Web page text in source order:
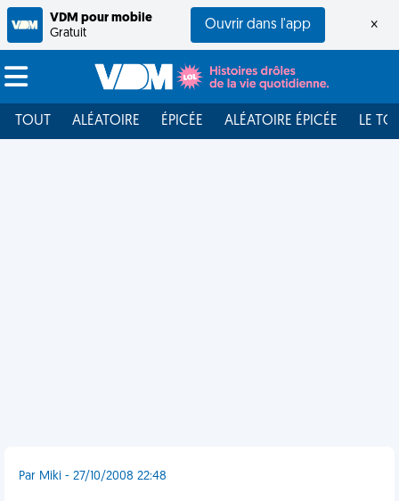
VDM pour mobile
Gratuit
Ouvrir dans l'app ×
TOUT ALÉATOIRE ÉPICÉE ALÉATOIRE ÉPICÉE LE
Par Miki - 27/10/2008 22:48